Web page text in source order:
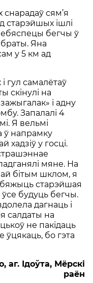
сям’я
старэйшых ішлі
бегчы ў
браты. Яна
у 5 км ад
гул самалётаў
скінулі на
і адну
Запалалі 4
Я вельмі
ў напрамку
хадзіў у госці.
мяне. На
бітым шклом, я
бяжыць старэйшая
ўсе будуць бегчы.
дагнаць і
салдаты на
не пакідаць
ўцякаць, бо гэта
Ідоўта, Мёрскі
раён